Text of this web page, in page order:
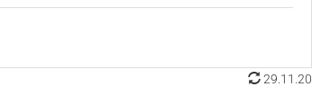
29.11.20